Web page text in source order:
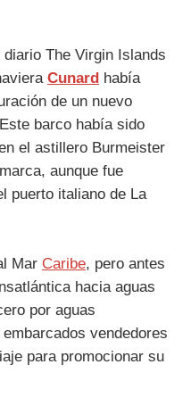
The Virgin Islands
Cunard había
de un nuevo
barco había sido
el astillero Burmeister
aunque fue
puerto italiano de La
Mar Caribe, pero antes
hacia aguas
por aguas
vendedores
para promocionar su